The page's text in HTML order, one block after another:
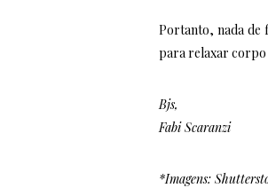
Portanto, nada de
para relaxar corpo
Bjs,
Fabi Scaranzi
*Imagens: